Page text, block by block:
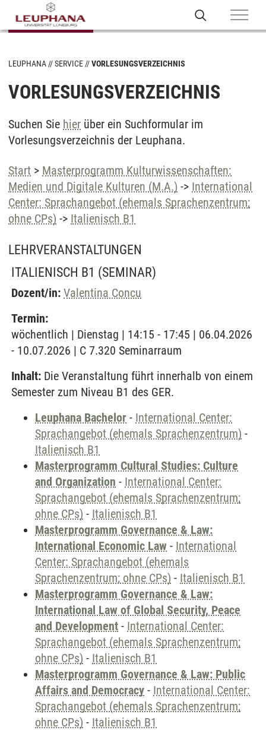
LEUPHANA SERVICE VORLESUNGSVERZEICHNIS
VORLESUNGSVERZEICHNIS
Suchen Sie hier über ein Suchformular im
Vorlesungsverzeichnis der Leuphana.
Start > Masterprogramm Kulturwissenschaften:
Medien und Digitale Kulturen (M.A.) -> International
Center: Sprachangebot (ehemals Sprachenzentrum;
ohne CPs) -> Italienisch B1
LEHRVERANSTALTUNGEN
ITALIENISCH B1 (SEMINAR)
Dozent/in: Valentina Concu
Termin:
wöchentlich | Dienstag | 14:15 - 17:45 | 06.04.2026
- 10.07.2026 | C 7.320 Seminarraum
Inhalt: Die Veranstaltung führt innerhalb von einem
Semester zum Niveau B1 des GER.
Leuphana Bachelor - International Center:
Sprachangebot (ehemals Sprachenzentrum) -
Italienisch B1
Masterprogramm Cultural Studies: Culture
and Organization - International Center:
Sprachangebot (ehemals Sprachenzentrum;
ohne CPs) - Italienisch B1
Masterprogramm Governance & Law:
International Economic Law - International
Center: Sprachangebot (ehemals
Sprachenzentrum; ohne CPs) - Italienisch B1
Masterprogramm Governance & Law:
International Law of Global Security, Peace
and Development - International Center:
Sprachangebot (ehemals Sprachenzentrum;
ohne CPs) - Italienisch B1
Masterprogramm Governance & Law: Public
Affairs and Democracy - International Center:
Sprachangebot (ehemals Sprachenzentrum;
ohne CPs) - Italienisch B1